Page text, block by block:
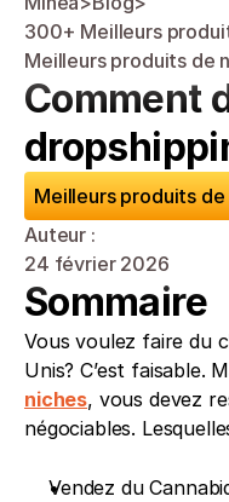
300+ Meilleurs
Meilleurs produits de
Comment
Meilleurs produits
Auteur :
24 février 2026
Sommaire
Vous voulez faire du
Unis? C’est faisable.
niches, vous devez
négociables.
Vendez du